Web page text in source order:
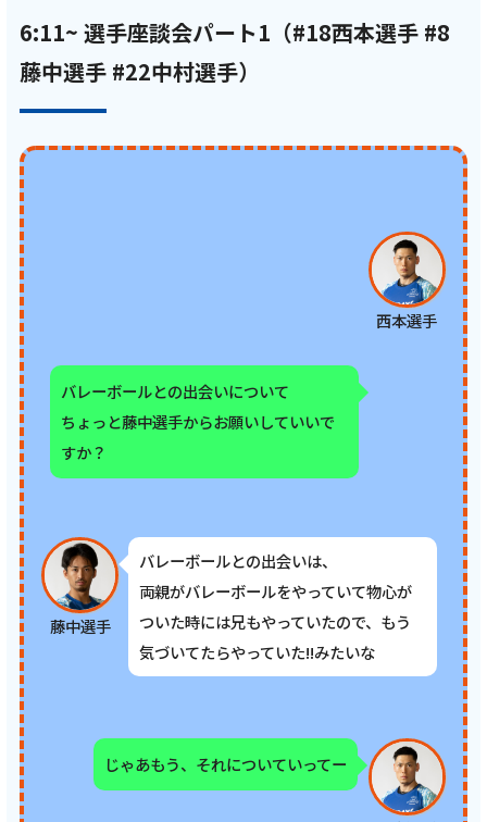
6:11~ 選手座談会パート1（#18西本選手 #8
藤中選手 #22中村選手）
西本選手
バレーボールとの出会いについて
ちょっと藤中選手からお願いしていいで
すか？
藤中選手
バレーボールとの出会いは、
両親がバレーボールをやっていて物心が
ついた時には兄もやっていたので、もう
気づいてたらやっていた!!みたいな
じゃあもう、それについていってー